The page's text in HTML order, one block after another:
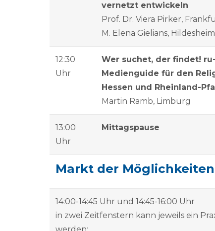
vernetzt entwickeln
Prof. Dr. Viera Pirker,
M. Elena Gielians, Hildesheim
12:30
Uhr
Wer suchet, der findet!
Medienguide für den
Hessen und Rheinland-
Martin Ramb, Limburg
13:00
Uhr
Mittagspause
Markt der Möglichkeiten
14:00-14:45 Uhr und 14:45-16:00 Uhr
in zwei Zeitfenstern kann jeweils ein